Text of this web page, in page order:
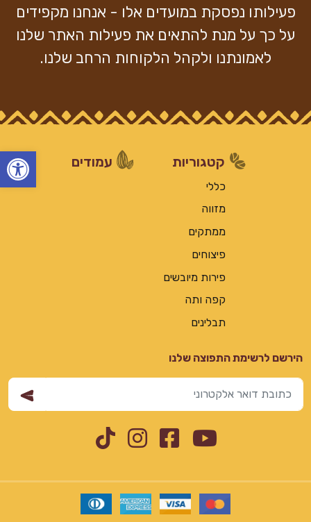
פעילותו נפסקת במועדים אלו - אנחנו מקפידים
על כך על מנת להתאים את פעילות האתר שלנו
לאמונתנו ולקהל הלקוחות הרחב שלנו.
קטגוריות
כללי
מזווה
ממתקים
פיצוחים
פירות מיובשים
קפה ותה
תבלינים
עמודים
הירשם לרשימת התפוצה שלנו
YouTube
Facebook
Instagram
TikTok